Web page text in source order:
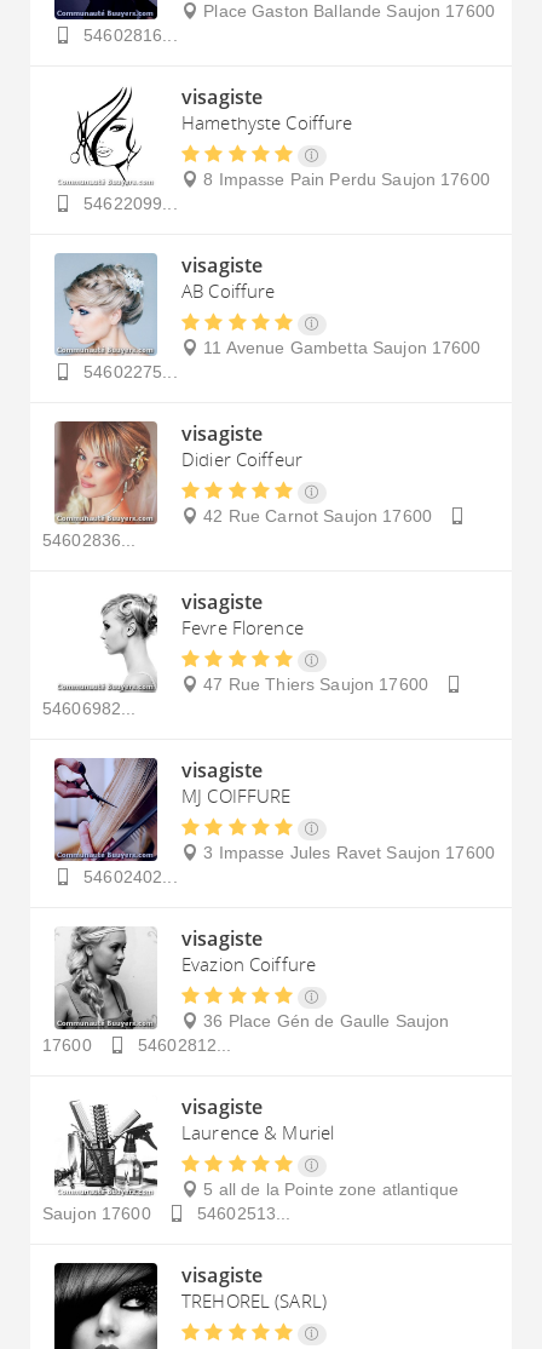
Place Gaston Ballande Saujon 17600
54602816...
visagiste
Hamethyste Coiffure
8 Impasse Pain Perdu Saujon 17600
54622099...
visagiste
AB Coiffure
11 Avenue Gambetta Saujon 17600
54602275...
visagiste
Didier Coiffeur
42 Rue Carnot Saujon 17600
54602836...
visagiste
Fevre Florence
47 Rue Thiers Saujon 17600
54606982...
visagiste
MJ COIFFURE
3 Impasse Jules Ravet Saujon 17600
54602402...
visagiste
Evazion Coiffure
36 Place Gén de Gaulle Saujon
17600
54602812...
visagiste
Laurence & Muriel
5 all de la Pointe zone atlantique
Saujon 17600 54602513...
visagiste
TREHOREL (SARL)